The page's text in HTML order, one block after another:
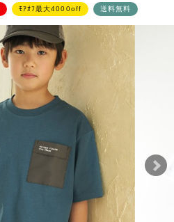
ﾓｱｵﾌ最大4000off 送料無料